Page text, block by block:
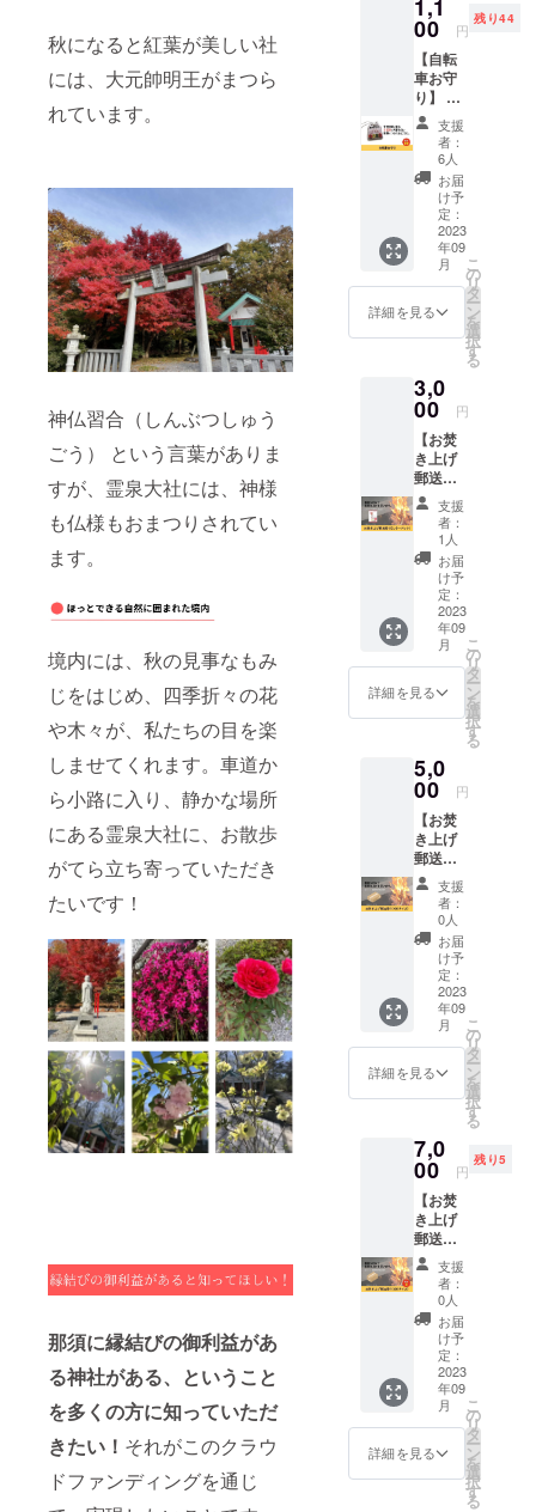
秋になると紅葉が美しい社
には、大元帥明王がまつら
れています。
神仏習合（しんぶつしゅう
ごう） という言葉がありま
すが、霊泉大社には、神様
も仏様もおまつりされてい
ます。
境内には、秋の見事なもみ
じをはじめ、四季折々の花
や木々が、私たちの目を楽
しませてくれます。車道か
ら小路に入り、静かな場所
にある霊泉大社に、お散歩
がてら立ち寄っていただき
たいです！
那須に縁結びの御利益があ
る神社がある、ということ
を多くの方に知っていただ
きたい！ それがこのクラウ
ドファンディングを通じ
もお使
いいた
だけま
す。 ※
送料込
みのお
値段で
す。
絡先を
書いた
用紙を
カプセ
ルの中
に入れ
られま
す。 ※
送料込
みのお
値段で
す。
1,1
00 円
残り44
【自転
車お守
り】 普
段気軽
に乗る
自転車
で、大
事な方
が無事
でいら
れるよ
うに。
自転車
お守り
をお届
けしま
送料込
みのお
値段で
す。
支援
者：
6人
お届
け予
定：
2023
年09
月
詳細を見る
こ
の
リ
タ
ー
ン
を
選
択
す
る
3,0
00 円
【お焚
き上げ
郵送受
付（レ
ター
パッ
ク）】
お札や
お守り
など、
神社に
お返し
しにい
く機会
がなく
て・・
う方
に。 霊
泉大社
にてお
焚き上
げを行
いま
す。 レ
ター
パック
（340m
m×248
mm）
でお送
りくだ
さい。
受け取
の写真
をメー
ルにて
お送り
しま
す。 ※
金属、
石がつ
いたも
のはお
受けで
きませ
ん。 ※
レター
パッ
ク、レ
ター
支援
者：
1人
お届
け予
定：
2023
年09
月
詳細を見る
こ
の
リ
タ
ー
ン
を
選
択
す
る
5,0
00 円
【お焚
き上げ
郵送受
付（60
サイ
ズ）】
お札や
お守り
など、
神社に
お返し
しにい
く機会
がなく
て・・
・とい
に。 霊
泉大社
にてお
焚き上
げを行
いま
す。 60
サイズ
の宅配
便でお
送りく
ださ
い。 受
け取り
時とお
焚き上
げ時の
支援
者：
0人
お届
け予
定：
2023
年09
月
詳細を見る
こ
の
リ
タ
ー
ン
を
選
択
す
る
7,0
00 円
残り5
【お焚
き上げ
郵送受
付（80
サイ
ズ）】
お札や
お守り
など、
神社に
お返し
しにい
く機会
がなく
て・・
・とい
支援
者：
0人
お届
け予
定：
2023
年09
月
詳細を見る
こ
の
リ
タ
ー
ン
を
選
択
す
る